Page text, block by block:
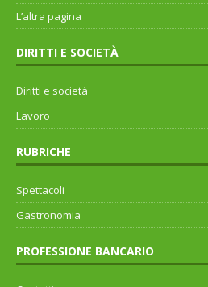
L’altra pagina
DIRITTI E SOCIETÀ
Diritti e società
Lavoro
RUBRICHE
Spettacoli
Gastronomia
PROFESSIONE BANCARIO